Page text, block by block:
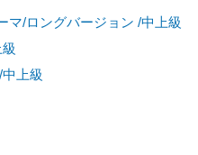
マ/ロングバージョン /中上級
上級